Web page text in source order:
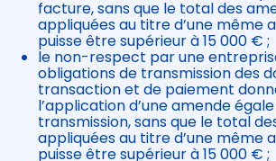
facture, sans que le total des
appliquées au titre d’une même
puisse être supérieur à 15 000 € ;
le non-respect par une
obligations de transmission des
transaction et de paiement
l’application d’une amende
transmission, sans que le total
appliquées au titre d’une même
puisse être supérieur à 15 000 € ;